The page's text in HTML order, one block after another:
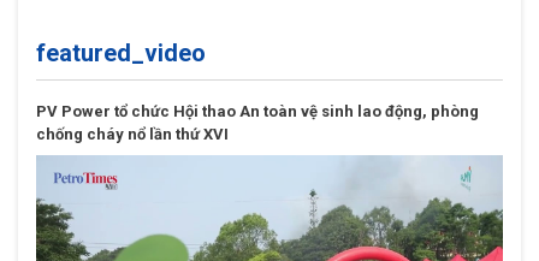
featured_video
PV Power tổ chức Hội thao An toàn vệ sinh lao động, phòng
chống cháy nổ lần thứ XVI